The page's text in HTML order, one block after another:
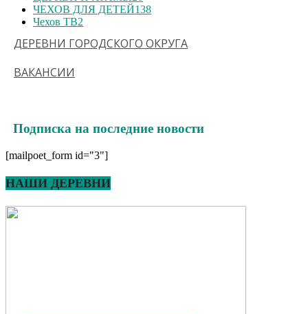
ЧЕХОВ ДЛЯ ДЕТЕЙ138
Чехов ТВ2
ДЕРЕВНИ ГОРОДСКОГО ОКРУГА
ВАКАНСИИ
Подписка на последние новости
[mailpoet_form id="3"]
НАШИ ДЕРЕВНИ